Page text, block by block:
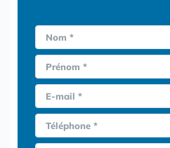
Nom *
Prénom *
E-mail *
Téléphone *